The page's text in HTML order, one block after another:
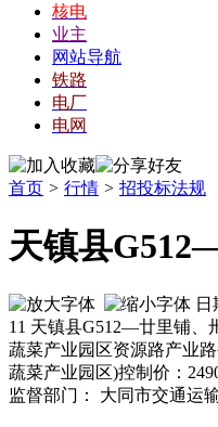
核电
业主
网站导航
铁路
电厂
电网
首页 > 行情 > 招投标法规
天镇县
11 天镇县G512—廿里铺、
蔬菜产业园区资源路产业
蔬菜产业园区)控制价：
监督部门： 大同市交通运